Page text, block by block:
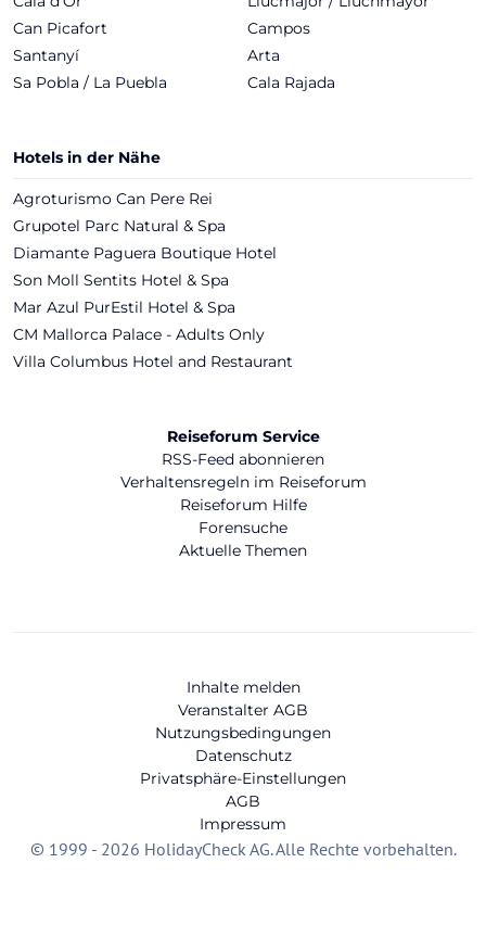
Can Picafort
Campos
Santanyí
Arta
Sa Pobla / La Puebla
Cala Rajada
Hotels in der Nähe
Agroturismo Can Pere Rei
Grupotel Parc Natural & Spa
Diamante Paguera Boutique Hotel
Son Moll Sentits Hotel & Spa
Mar Azul PurEstil Hotel & Spa
CM Mallorca Palace - Adults Only
Villa Columbus Hotel and Restaurant
Reiseforum Service
RSS-Feed abonnieren
Verhaltensregeln im Reiseforum
Reiseforum Hilfe
Forensuche
Aktuelle Themen
Inhalte melden
Veranstalter AGB
Nutzungsbedingungen
Datenschutz
Privatsphäre-Einstellungen
AGB
Impressum
© 1999 - 2026 HolidayCheck AG. Alle Rechte vorbehalten.